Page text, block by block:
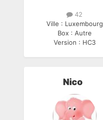
42
Ville : Luxembourg
Box : Autre
Version : HC3
Nico